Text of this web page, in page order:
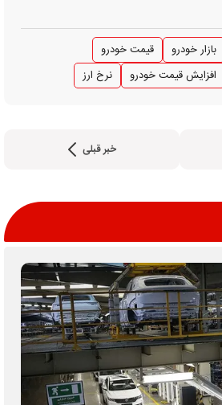
بازار خودرو
قیمت خودرو
افزایش قیمت خودرو
نرخ ارز
خبر قبلی